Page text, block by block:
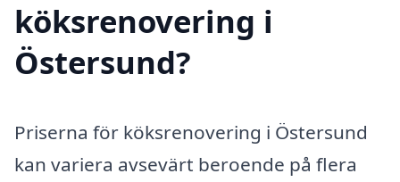
köksrenovering i
Östersund?
Priserna för köksrenovering i Östersund
kan variera avsevärt beroende på flera